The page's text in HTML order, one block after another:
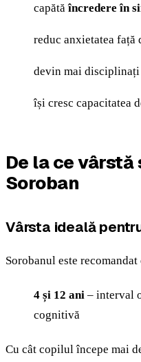
capătăîncredere în
reduc anxietatea față
devin mai disciplinați
își cresc capacitatea
De la ce
Soroban
Vârsta ideală
Sorobanul este
4 și 12 ani– interval
cognitivă
Cu cât copilul începe mai